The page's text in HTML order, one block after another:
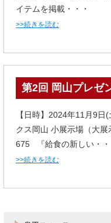
イテムを掲載・・・
>>続きを読む
第2回 岡山プレゼ
【日時】2024年11月9
クス岡山 小展示場（大
675 『給食の新しい・・
>>続きを読む